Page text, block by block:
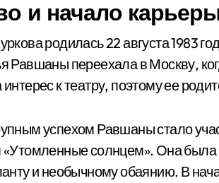
и начало
родилась 22 августа 1983
переехала в Москву,
к театру, поэтому ее
успехом Равшаны стало
солнцем». Она была
и необычному обаянию. В